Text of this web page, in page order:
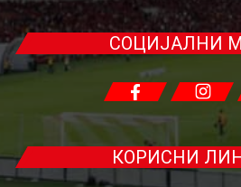
СОЦИЈАЛНИ
КОРИСНИ